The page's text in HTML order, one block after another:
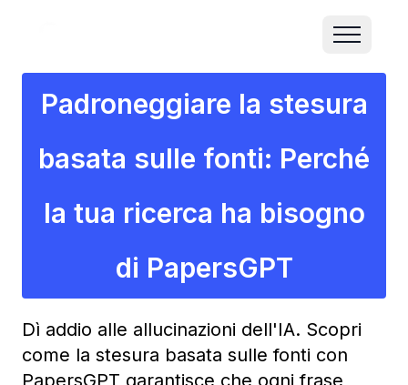
Padroneggiare la stesura
basata sulle fonti: Perché
la tua ricerca ha bisogno
di PapersGPT
Dì addio alle allucinazioni dell'IA. Scopri
come la stesura basata sulle fonti con
PapersGPT garantisce che ogni frase